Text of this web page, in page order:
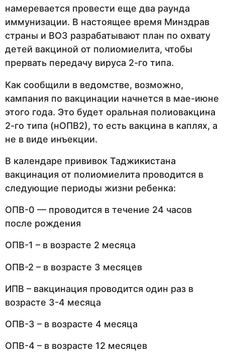
намеревается провести еще два раунда
иммунизации. В настоящее время Минздрав
страны и ВОЗ разрабатывают план по охвату
детей вакциной от полиомиелита, чтобы
прервать передачу вируса 2-го типа.
Как сообщили в ведомстве, возможно,
кампания по вакцинации начнется в мае-июне
этого года. Это будет оральная полиовакцина
2-го типа (нОПВ2), то есть вакцина в каплях, а
не в виде инъекции.
В календаре прививок Таджикистана
вакцинация от полиомиелита проводится в
следующие периоды жизни ребенка:
ОПВ-0 — проводится в течение 24 часов
после рождения
ОПВ-1 – в возрасте 2 месяца
ОПВ-2 – в возрасте 3 месяцев
ИПВ – вакцинация проводится один раз в
возрасте 3-4 месяца
ОПВ-3 – в возрасте 4 месяца
ОПВ-4 – в возрасте 12 месяцев